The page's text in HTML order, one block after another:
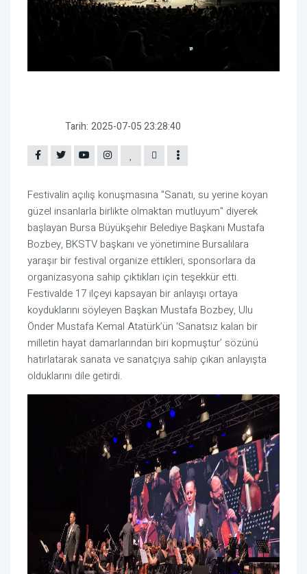
Tarih: 2025-07-05 23:28:40
Festivalin açılış konuşmasına "Sanatı, su yerine koyan
güzel insanlarla birlikte olmaktan mutluyum" diyerek
başlayan Bursa Büyükşehir Belediye Başkanı Mustafa
Bozbey, BKSTV başkanı ve yönetimine Bursalılara
yaraşır bir festival organize ettikleri, sponsorlara da
organizasyona sahip çıktıkları için teşekkür etti.
Festivalde 17 ilçeyi kapsayan bir anlayışı ortaya
koyduklarını söyleyen Başkan Mustafa Bozbey, Ulu
Önder Mustafa Kemal Atatürk’ün ‘Sanatsız kalan bir
milletin hayat damarlarından biri kopmuştur’ sözünü
hatırlatarak sanata ve sanatçıya sahip çıkan anlayışta
olduklarını dile getirdi.